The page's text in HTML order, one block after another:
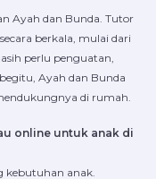
Ayah dan Bunda. Tutor
berkala, mulai dari
perlu penguatan,
Ayah dan Bunda
di rumah.
online untuk anak di
kebutuhan anak.